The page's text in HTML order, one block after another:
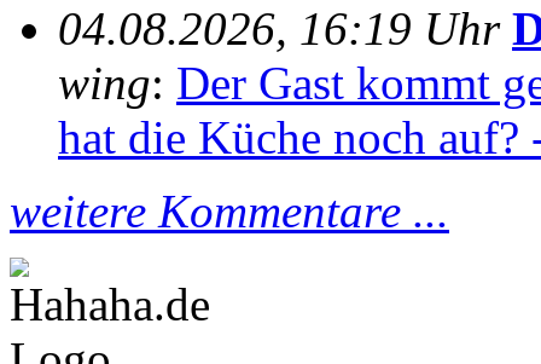
04.08.2026, 16:19 Uhr
wing: Der Gast kommt
hat die Küche noch auf?
weitere Kommentare ...